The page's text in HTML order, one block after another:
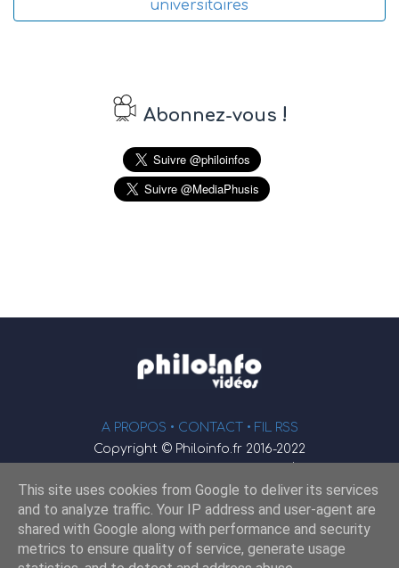
universitaires
Abonnez-vous !
A PROPOS • CONTACT • FIL RSS
Copyright © Philoinfo.fr 2016-2022
φ
Webmaster : JEND
Retrouvez-nous sur
This site uses cookies from Google to deliver its services
and to analyze traffic. Your IP address and user-agent are
shared with Google along with performance and security
metrics to ensure quality of service, generate usage